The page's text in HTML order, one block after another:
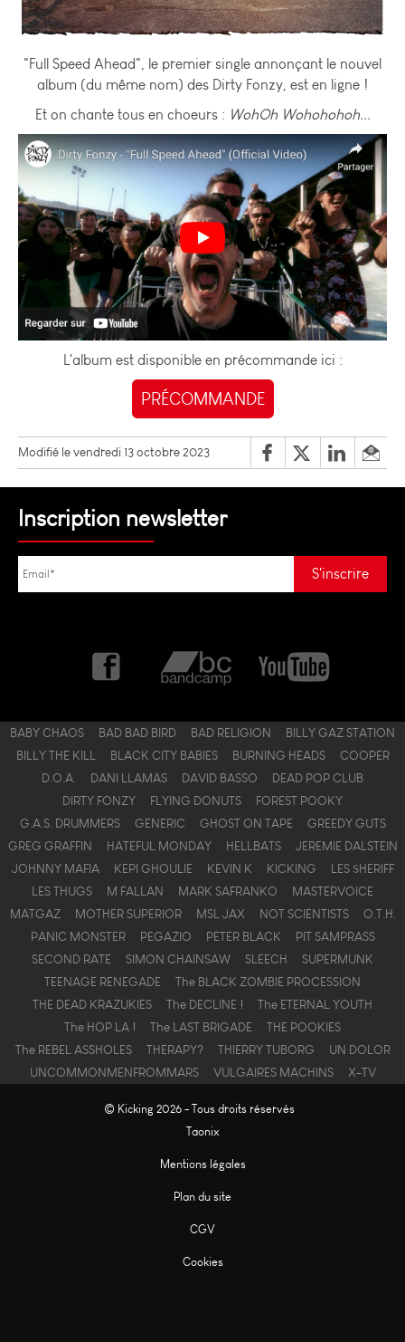
"Full Speed Ahead", le premier single annonçant le nouvel
album (du même nom) des Dirty Fonzy, est en ligne !
Et on chante tous en choeurs : WohOh Wohohohoh...
L'album est disponible en précommande ici :
PRÉCOMMANDE
Modifié le vendredi 13 octobre 2023
Inscription newsletter
BABY CHAOS BAD BAD BIRD BAD RELIGION
BILLY GAZ STATION
BILLY THE KILL
BLACK CITY BABIES BURNING HEADS
COOPER
D.O.A.
DANI LLAMAS DAVID BASSO
DEAD POP CLUB
DIRTY FONZY
FLYING DONUTS
FOREST POOKY
G.A.S. DRUMMERS
GENERIC GHOST ON TAPE
GREEDY GUTS
GREG GRAFFIN
HATEFUL MONDAY HELLBATS
JEREMIE DALSTEIN
JOHNNY MAFIA
KEPI GHOULIE KEVIN K KICKING
LES $HERIFF
LES THUGS
M FALLAN MARK SAFRANKO
MASTERVOICE
MATGAZ
MOTHER SUPERIOR MSL JAX NOT SCIENTISTS
O.T.H.
PANIC MONSTER
PEGAZIO PETER BLACK
PIT SAMPRASS
SECOND RATE
SIMON CHAINSAW SLEECH
SUPERMUNK
TEENAGE RENEGADE
The BLACK ZOMBIE PROCESSION
THE DEAD KRAZUKIES
The DECLINE !
The ETERNAL YOUTH
The HOP LA !
The LAST BRIGADE
THE POOKIES
The REBEL ASSHOLES
THERAPY? THIERRY TUBORG
UN DOLOR
UNCOMMONMENFROMMARS
VULGAIRES MACHINS X-TV
© Kicking 2026 - Tous droits réservés
Taonix
Mentions légales
Plan du site
CGV
Cookies